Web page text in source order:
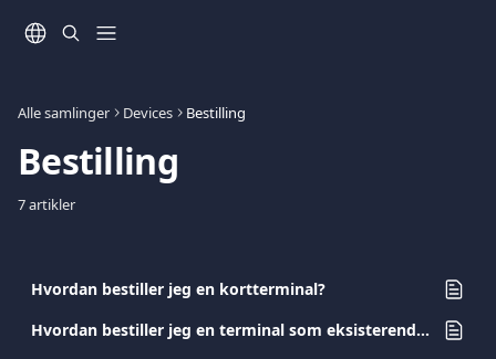
Alle samlinger Devices Bestilling
Bestilling
7 artikler
Hvordan bestiller jeg en kortterminal?
Hvordan bestiller jeg en terminal som eksisterende kunde?